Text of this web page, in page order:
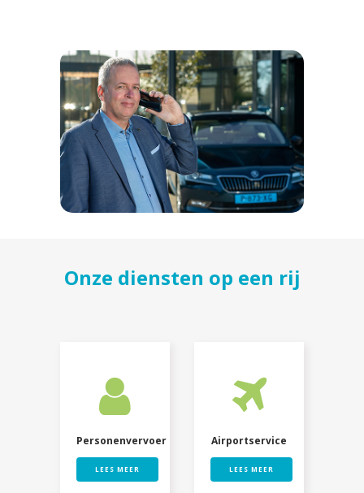
Onze diensten op een rij
Personenvervoer
LEES MEER
Airportservice
LEES MEER